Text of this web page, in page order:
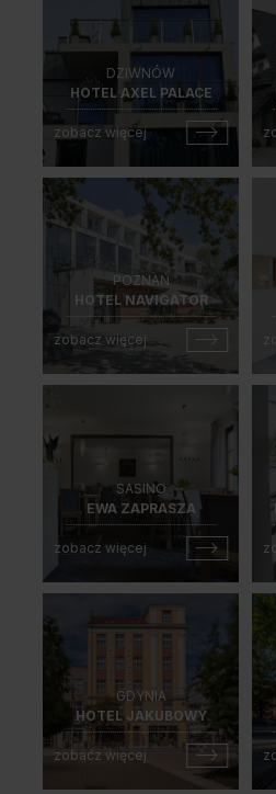
Unia Europejska
Extranet
Dla sygnalisty
OBSERWUJ NAS
DZIWNÓW
HOTEL AXEL PALACE
zobacz więcej
POZNAŃ
HOTEL NAVIGATOR
zobacz więcej
SASINO
EWA ZAPRASZA
zobacz więcej
GDYNIA
HOTEL JAKUBOWY
zobacz więcej